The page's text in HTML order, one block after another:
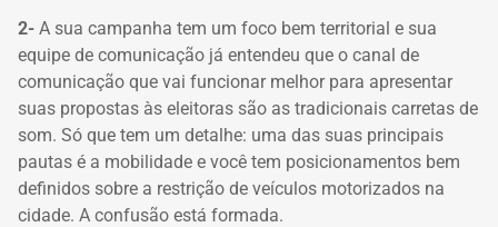
2- A sua campanha tem um foco bem territorial e sua
equipe de comunicação já entendeu que o canal de
comunicação que vai funcionar melhor para apresentar
suas propostas às eleitoras são as tradicionais carretas de
som. Só que tem um detalhe: uma das suas principais
pautas é a mobilidade e você tem posicionamentos bem
definidos sobre a restrição de veículos motorizados na
cidade. A confusão está formada.